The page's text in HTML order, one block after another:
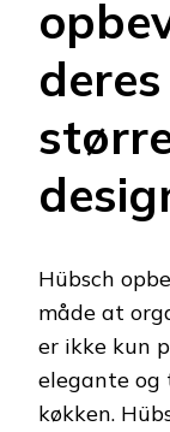
Hübsch
måde at
er ikke kun
elegante
køkken.